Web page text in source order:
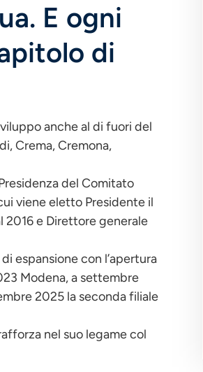
E ogni
di
anche al di fuori del
Crema, Cremona,
del Comitato
viene eletto Presidente il
e Direttore generale
espansione con l’apertura
Modena, a settembre
2025 la seconda filiale
nel suo legame col